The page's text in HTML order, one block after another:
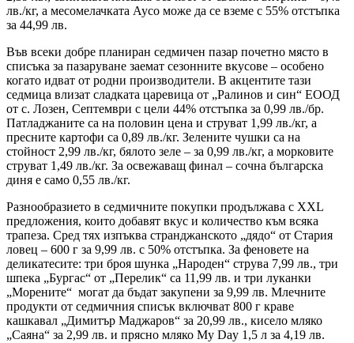
лв./кг, а месомелачката Ayco може да се вземе с 55% отстъпка
за 44,99 лв.
Във всеки добре планиран седмичен пазар почетно място в
списъка за пазаруване заемат сезонните вкусове – особено
когато идват от родни производители. В акцентите тази
седмица влизат сладката царевица от „Ралинов и син“ ЕООД
от с. Лозен, Септември с цели 44% отстъпка за 0,99 лв./бр.
Патладжаните са на половин цена и струват 1,99 лв./кг, а
пресните картофи са 0,89 лв./кг. Зелените чушки са на
стойност 2,99 лв./кг, бялото зеле – за 0,99 лв./кг, а морковите
струват 1,49 лв./кг. За освежаващ финал – сочна българска
диня е само 0,55 лв./кг.
Разнообразието в седмичните покупки продължава с XXL
предложения, които добавят вкус и количество към всяка
трапеза. Сред тях изпъква странджанското „дядо“ от Стария
ловец – 600 г за 9,99 лв. с 50% отстъпка. За феновете на
деликатесите: три броя шунка „Народен“ струва 7,99 лв., три
шпека „Бургас“ от „Перелик“ са 11,99 лв. и три луканки
„Морените“ могат да бъдат закупени за 9,99 лв. Млечните
продукти от седмичния списък включват 800 г краве
кашкавал „Димитър Маджаров“ за 20,99 лв., кисело мляко
„Саяна“ за 2,99 лв. и прясно мляко My Day 1,5 л за 4,19 лв.